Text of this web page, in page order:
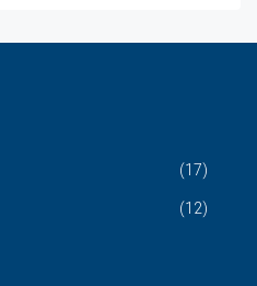
(17)
(12)